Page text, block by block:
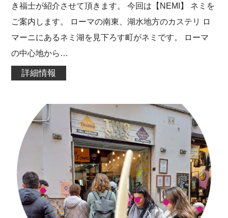
き福士が紹介させて頂きます。 今回は【NEMI】 ネミを
ご案内します。 ローマの南東、湖水地方のカステリ ロ
マーニにあるネミ湖を見下ろす町がネミです。 ローマ
の中心地から…
詳細情報